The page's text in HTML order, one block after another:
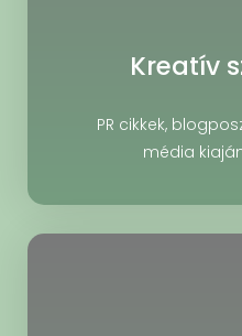
Kreatív
PR cikkek,
média